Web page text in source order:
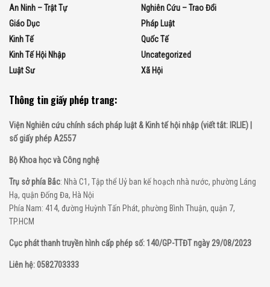
An Ninh – Trật Tự
Giáo Dục
Kinh Tế
Kinh Tế Hội Nhập
Luật Sư
Nghiên Cứu – Trao Đổi
Pháp Luật
Quốc Tế
Uncategorized
Xã Hội
Thông tin giấy phép trang:
Viện Nghiên cứu chính sách pháp luật & Kinh tế hội nhập (viết tắt: IRLIE) |
số giấy phép A2557
Bộ Khoa học và Công nghệ
Trụ sở phía Bắc: Nhà C1, Tập thể Uỷ ban kế hoạch nhà nước, phường Láng
Hạ, quận Đống Đa, Hà Nội
Phía Nam: 414, đường Huỳnh Tấn Phát, phường Bình Thuận, quận 7,
TP.HCM
Cục phát thanh truyền hình cấp phép số: 140/GP-TTĐT ngày 29/08/2023
Liên hệ: 0582703333